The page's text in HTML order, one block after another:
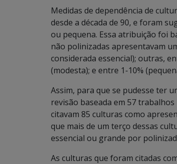
Medidas de dependência de
desde a década de 90, e foram
ou pequena. Essa atribuição foi
não polinizadas apresentavam
considerada essencial); outras,
(modesta); e entre 1-10%
Assim, para que se pudesse ter
revisão baseada em 57
citavam 85 culturas como
que mais de um terço dessas
essencial ou grande por
As culturas que foram citadas